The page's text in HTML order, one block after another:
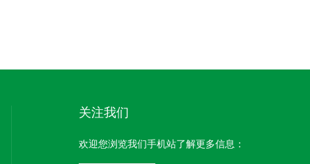
关注我们
欢迎您浏览我们手机站了解更多信息：